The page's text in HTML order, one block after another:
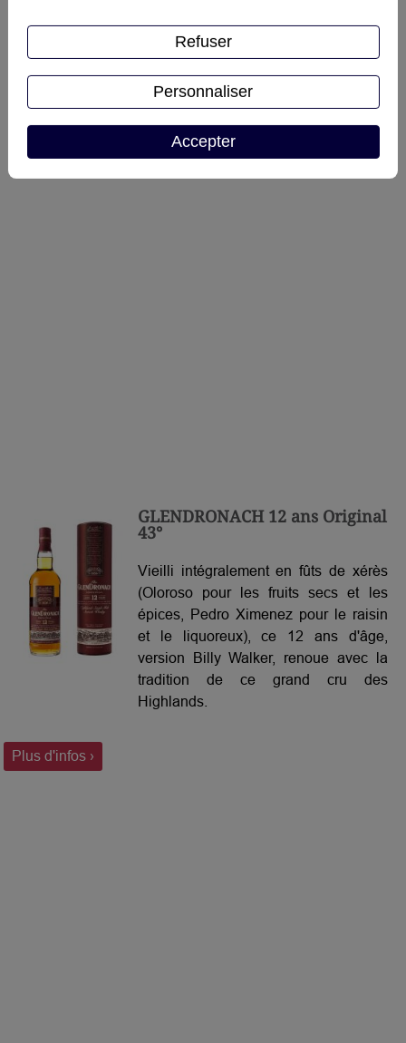
GLENDRONACH 12 ans Original
43°
Vieilli intégralement en fûts de xérès
(Oloroso pour les fruits secs et les
épices, Pedro Ximenez pour le raisin
et le liquoreux), ce 12 ans d'âge,
version Billy Walker, renoue avec la
tradition de ce grand cru des
Highlands.
Plus d'infos ›
Accepter
Refuser
Personnaliser